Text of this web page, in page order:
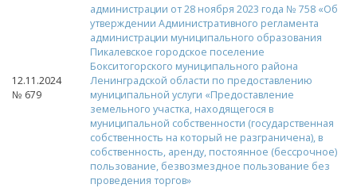
12.11.2024
№ 679
администрации от 28 ноября 2023 года № 758 «Об
утверждении Административного регламента
администрации муниципального образования
Пикалевское городское поселение
Бокситогорского муниципального района
Ленинградской области по предоставлению
муниципальной услуги «Предоставление
земельного участка, находящегося в
муниципальной собственности (государственная
собственность на который не разграничена), в
собственность, аренду, постоянное (бессрочное)
пользование, безвозмездное пользование без
проведения торгов»